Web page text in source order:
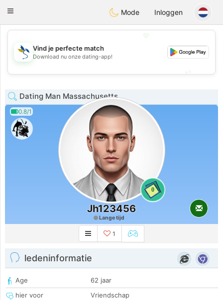
SvenskaDating
Toggle
Mode Inloggen
💖
💕
Vind je perfecte match
Download nu onze dating-app!
Dating Man Massachusetts
0.8/1
0
Jh123456
Lange tijd
1
ledeninformatie
Age
62 jaar
hier voor
Vriendschap